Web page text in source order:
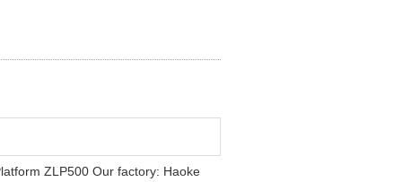
ZLP500 Our factory: Haoke